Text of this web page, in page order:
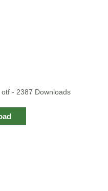
otf - 2387 Downloads